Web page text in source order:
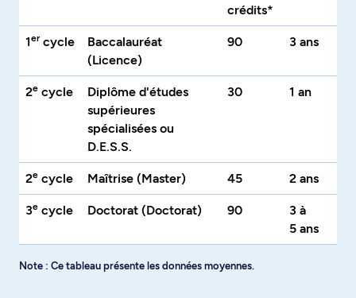
crédits*
1ercycle
Baccalauréat
(Licence)
90 3 ans
2e cycle
Diplôme d'études
supérieures
spécialisées ou
D.E.S.S.
30 1 an
2e cycle Maîtrise (Master) 45 2 ans
3e cycle Doctorat (Doctorat) 90
3 à
5 ans
Note : Ce tableau présente les données moyennes.